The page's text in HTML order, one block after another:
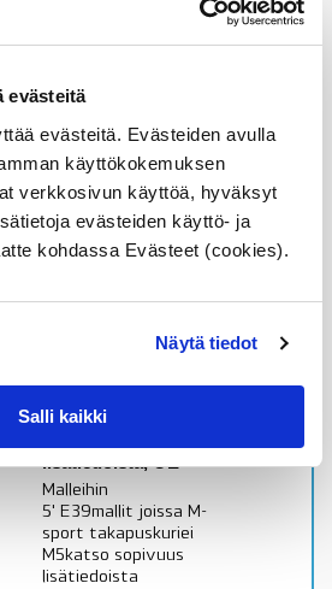
evästeitä
evästeitä. Evästeiden avulla
käyttökokemuksen
verkkosivun käyttöä, hyväksyt
evästeiden käyttö- ja
kohdassa Evästeet (cookies).
Näytä tiedot
Salli kaikki
toimitusaika 1-3pv
49,60
Lisää ostoskoriin
Ale! -30%
diffuusori M-sport
takapuskuriin, 5′ E39,
lisätiedoista, OE
Malleihin
5' E39mallit joissa M-
sport takapuskuriei
M5katso sopivuus
lisätiedoista